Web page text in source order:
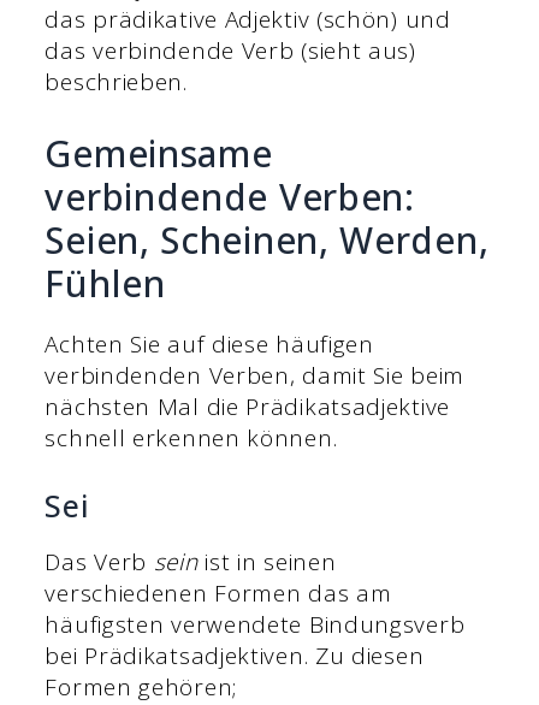
das prädikative Adjektiv (schön) und
das verbindende Verb (sieht aus)
beschrieben.
Gemeinsame
verbindende Verben:
Seien, Scheinen, Werden,
Fühlen
Achten Sie auf diese häufigen
verbindenden Verben, damit Sie beim
nächsten Mal die Prädikatsadjektive
schnell erkennen können.
Sei
Das Verb seinist in seinen
verschiedenen Formen das am
häufigsten verwendete Bindungsverb
bei Prädikatsadjektiven. Zu diesen
Formen gehören;